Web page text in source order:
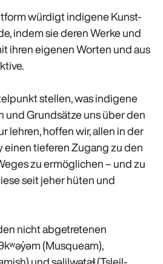
innerhalb von 30 Tagen
Rücksendung veranlassen.
würdigt indigene Kunst-
indem sie deren Werke und
ihren eigenen Worten und aus
stellen, was indigene
und Grundsätze uns über den
lehren, hoffen wir, allen in der
tieferen Zugang zu den
zu ermöglichen – und zu
seit jeher hüten und
nicht abgetretenen
(Musqueam),